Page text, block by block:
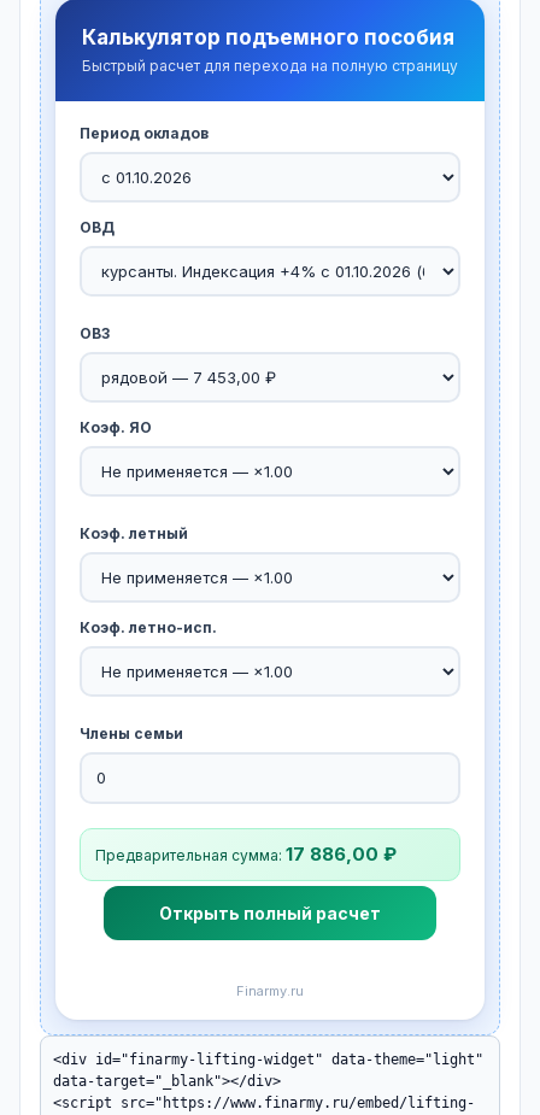
Калькулятор подъемного пособия
Быстрый расчет для перехода на полную страницу
Период окладов
ОВД
ОВЗ
Коэф. ЯО
Коэф. летный
Коэф. летно-исп.
Члены семьи
Предварительная сумма: 17 886,00 ₽
Открыть полный расчет
Finarmy.ru